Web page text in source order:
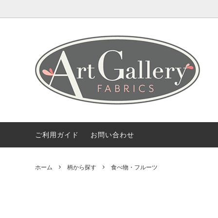
Coming Soon Fabric
Bundles(カットクロスのセット)
ART GALLERY FARICSの海外情報 【無料
デザイナー紹介
会社概要 ご利用
ご利用ガイド お問い合わせ
ホーム 柄から探す 食べ物・フルーツ